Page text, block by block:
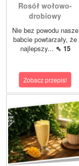
Rosół wołowo-
drobiowy
Nie bez powodu nasze
babcie powtarzały, że
najlepszy... ⇖ 15
Zobacz przepis!